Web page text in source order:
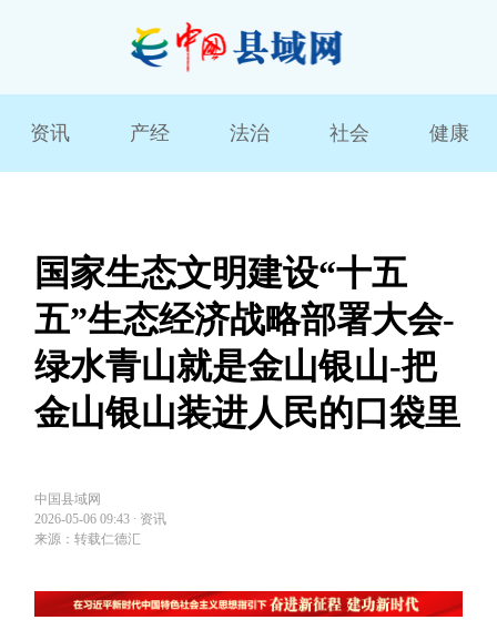
资讯 产经 法治 社会 健康
国家生态文明建设“十五
五”生态经济战略部署大会-
绿水青山就是金山银山-把
金山银山装进人民的口袋里
中国县域网
2026-05-06 09:43 ∙ 资讯
来源：转载仁德汇